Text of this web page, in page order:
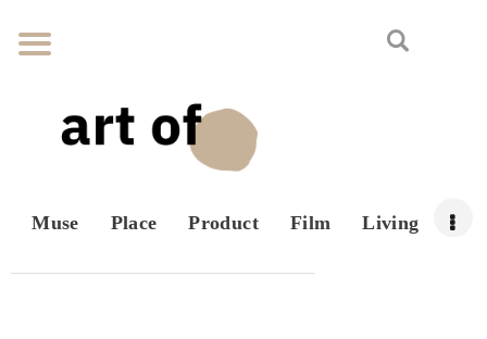
Muse Place Product Film Living